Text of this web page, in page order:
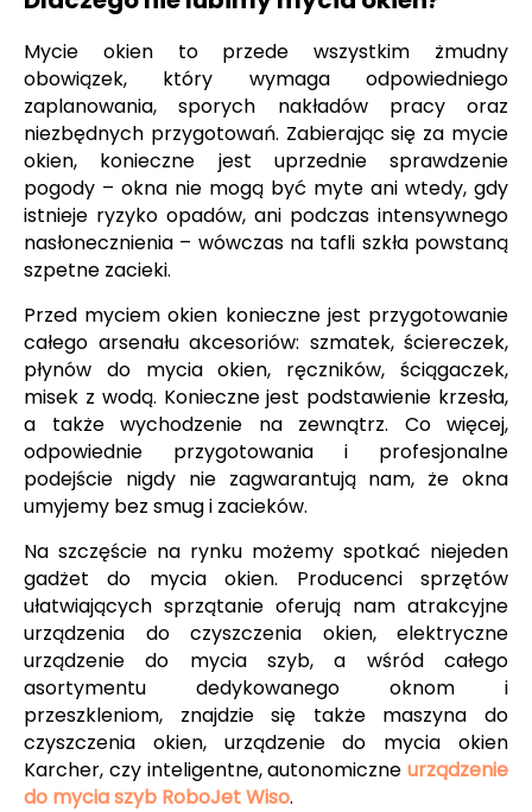
Mycie okien to przede wszystkim żmudny
obowiązek, który wymaga odpowiedniego
zaplanowania, sporych nakładów pracy oraz
niezbędnych przygotowań. Zabierając się za mycie
okien, konieczne jest uprzednie sprawdzenie
pogody – okna nie mogą być myte ani wtedy, gdy
istnieje ryzyko opadów, ani podczas intensywnego
nasłonecznienia – wówczas na tafli szkła powstaną
szpetne zacieki.
Przed myciem okien konieczne jest przygotowanie
całego arsenału akcesoriów: szmatek, ściereczek,
płynów do mycia okien, ręczników, ściągaczek,
misek z wodą. Konieczne jest podstawienie krzesła,
a także wychodzenie na zewnątrz. Co więcej,
odpowiednie przygotowania i profesjonalne
podejście nigdy nie zagwarantują nam, że okna
umyjemy bez smug i zacieków.
Na szczęście na rynku możemy spotkać niejeden
gadżet do mycia okien. Producenci sprzętów
ułatwiających sprzątanie oferują nam atrakcyjne
urządzenia do czyszczenia okien, elektryczne
urządzenie do mycia szyb, a wśród całego
asortymentu dedykowanego oknom i
przeszkleniom, znajdzie się także maszyna do
czyszczenia okien, urządzenie do mycia okien
Karcher, czy inteligentne, autonomiczne urządzenie
do mycia szyb RoboJet Wiso.